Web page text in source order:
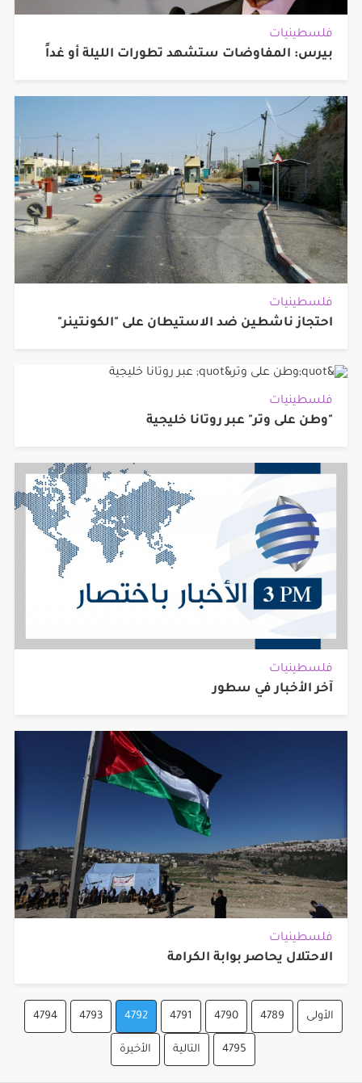
فلسطينيات
بيرس: المفاوضات ستشهد تطورات الليلة أو غداً
فلسطينيات
احتجاز ناشطين ضد الاستيطان على "الكونتينر"
فلسطينيات
"وطن على وتر" عبر روتانا خليجية
فلسطينيات
آخر الأخبار في سطور
فلسطينيات
الاحتلال يحاصر بوابة الكرامة
الأولى 4789
4790
4791
4792
4793
4794
4795 التالية الأخيرة